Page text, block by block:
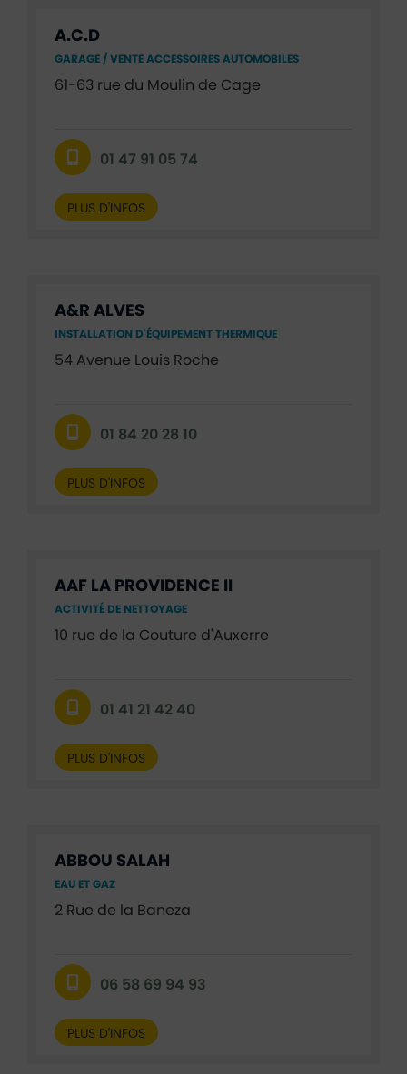
A.C.D
GARAGE / VENTE ACCESSOIRES AUTOMOBILES
61-63 rue du Moulin de Cage
01 47 91 05 74
PLUS D'INFOS
A&R ALVES
INSTALLATION D'ÉQUIPEMENT THERMIQUE
54 Avenue Louis Roche
01 84 20 28 10
PLUS D'INFOS
AAF LA PROVIDENCE II
ACTIVITÉ DE NETTOYAGE
10 rue de la Couture d'Auxerre
01 41 21 42 40
PLUS D'INFOS
ABBOU SALAH
EAU ET GAZ
2 Rue de la Baneza
06 58 69 94 93
PLUS D'INFOS